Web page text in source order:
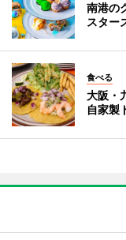
南港の
スター
食べる
大阪・
自家製